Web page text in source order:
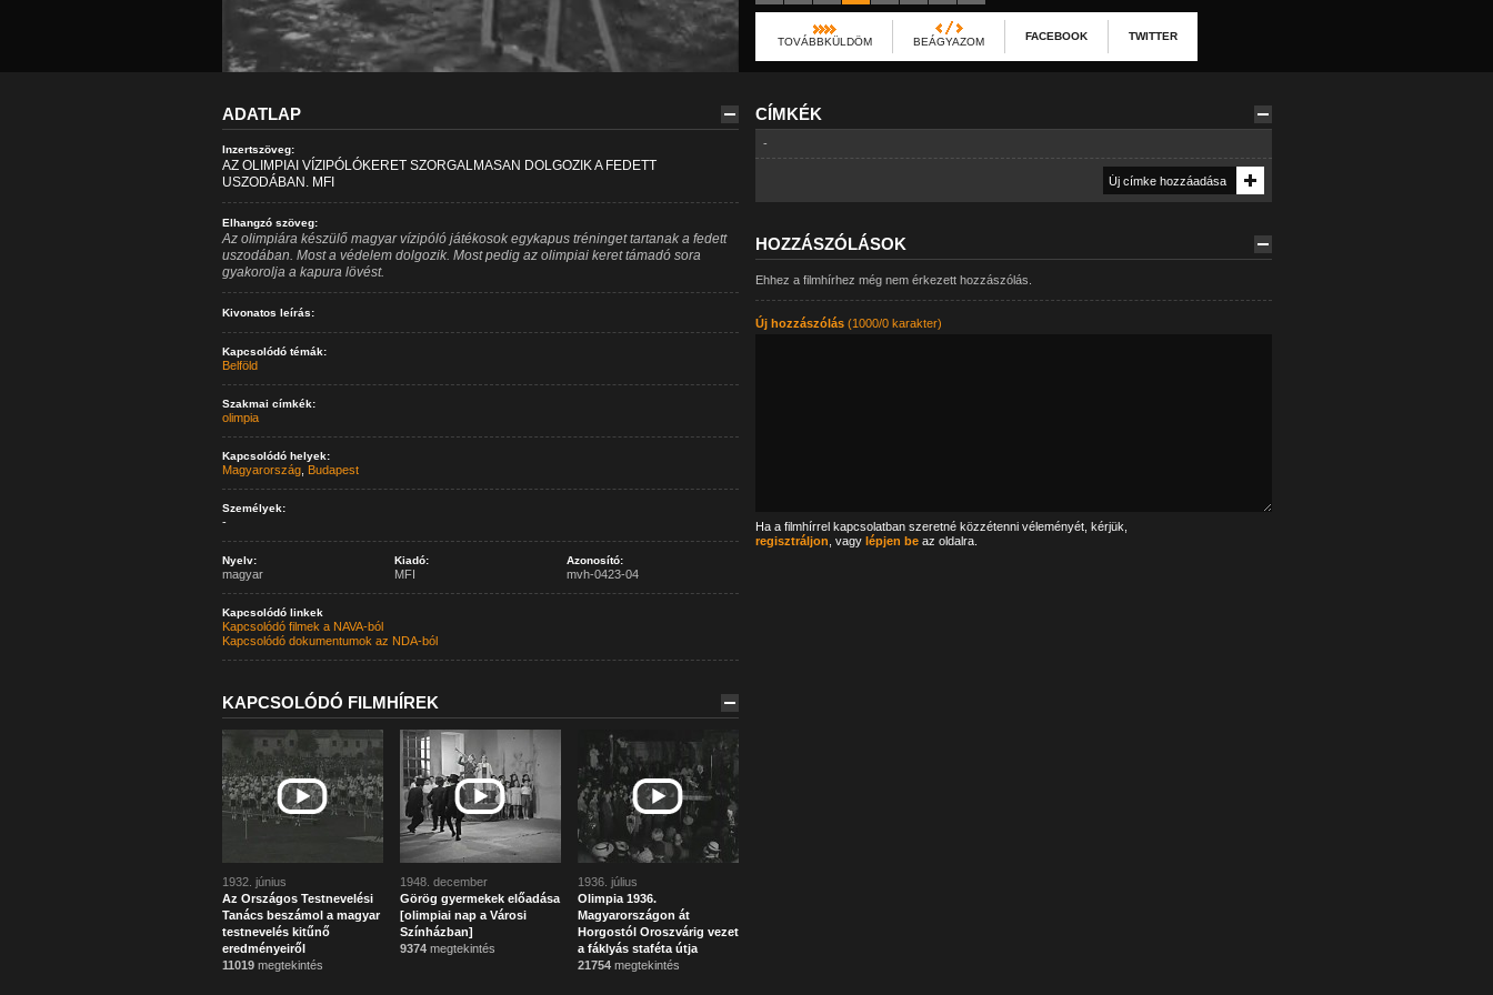
TOVÁBBKÜLDÖM BEÁGYAZOM FACEBOOK TWITTER
ADATLAP
Inzertszöveg:
AZ OLIMPIAI VÍZIPÓLÓKERET SZORGALMASAN DOLGOZIK A FEDETT
USZODÁBAN. MFI
Elhangzó szöveg:
Az olimpiára készülő magyar vízipóló játékosok egykapus tréninget tartanak a fedett
uszodában. Most a védelem dolgozik. Most pedig az olimpiai keret támadó sora
gyakorolja a kapura lövést.
Kivonatos leírás:
Kapcsolódó témák:
Belföld
Szakmai címkék:
olimpia
Kapcsolódó helyek:
Magyarország, Budapest
Személyek:
-
Nyelv:
magyar
Kiadó:
MFI
Azonosító:
mvh-0423-04
Kapcsolódó linkek
Kapcsolódó filmek a NAVA-ból
Kapcsolódó dokumentumok az NDA-ból
KAPCSOLÓDÓ FILMHÍREK
1932. június
Az Országos Testnevelési
Tanács beszámol a magyar
testnevelés kitűnő
eredményeiről
11019megtekintés
1948. december
Görög gyermekek előadása
[olimpiai nap a Városi
Színházban]
9374megtekintés
1936. július
Olimpia 1936.
Magyarországon át
Horgostól Oroszvárig vezet
a fáklyás staféta útja
21754megtekintés
CÍMKÉK
-
HOZZÁSZÓLÁSOK
Ehhez a filmhírhez még nem érkezett hozzászólás.
Új hozzászólás(1000/0 karakter)
Ha a filmhírrel kapcsolatban szeretné közzétenni véleményét, kérjük,
regisztráljon , vagy lépjen beaz oldalra.